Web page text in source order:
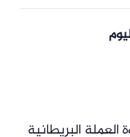
البريطانية